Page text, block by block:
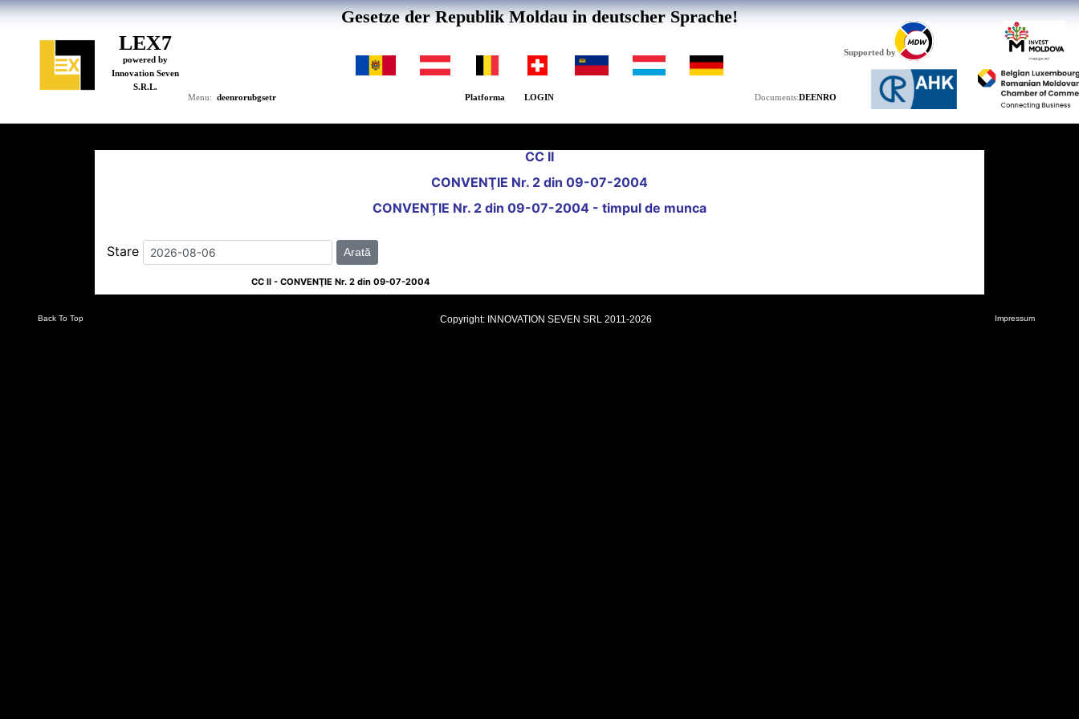
Gesetze der Republik Moldau in deutscher Sprache!
LEX7
powered by
Innovation Seven
S.R.L.
Supported by
Documents:DEENRO
Platforma LOGIN
Menu: deenrorubgsetr
CC II
CONVENŢIE Nr. 2 din 09-07-2004
CONVENŢIE Nr. 2 din 09-07-2004 - timpul de munca
Stare Arată
CC II - CONVENŢIE Nr. 2 din 09-07-2004
Back To Top Copyright: INNOVATION SEVEN SRL 2011-2026 Impressum